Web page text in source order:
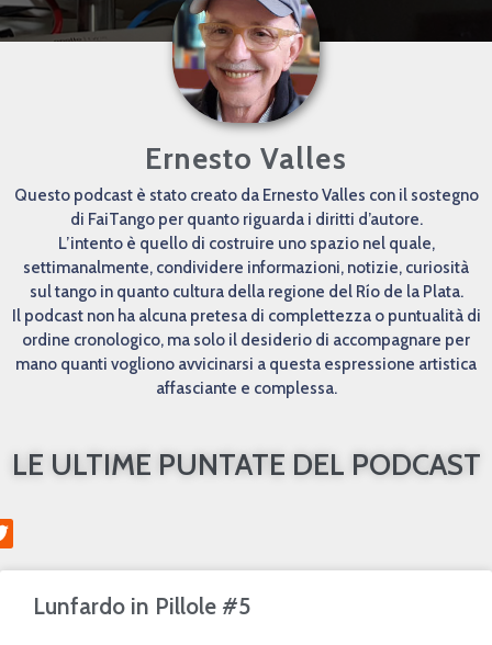
Ernesto Valles
Questo podcast è stato creato da Ernesto Valles con il sostegno
di FaiTango per quanto riguarda i diritti d’autore.
L’intento è quello di costruire uno spazio nel quale,
settimanalmente, condividere informazioni, notizie, curiosità
sul tango in quanto cultura della regione del Río de la Plata.
Il podcast non ha alcuna pretesa di complettezza o puntualità di
ordine cronologico, ma solo il desiderio di accompagnare per
mano quanti vogliono avvicinarsi a questa espressione artistica
affasciante e complessa.
LE ULTIME PUNTATE DEL PODCAST
Lunfardo in Pillole #5